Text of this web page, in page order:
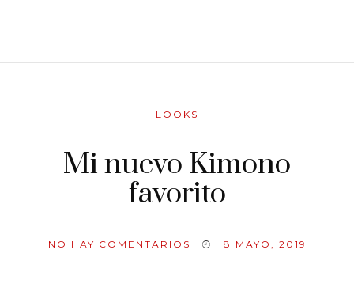
LOOKS
Mi nuevo Kimono
favorito
NO HAY COMENTARIOS 8 MAYO, 2019